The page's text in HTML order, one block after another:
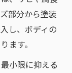
部分から塗装
し、ボディの
ます。
小限に抑える